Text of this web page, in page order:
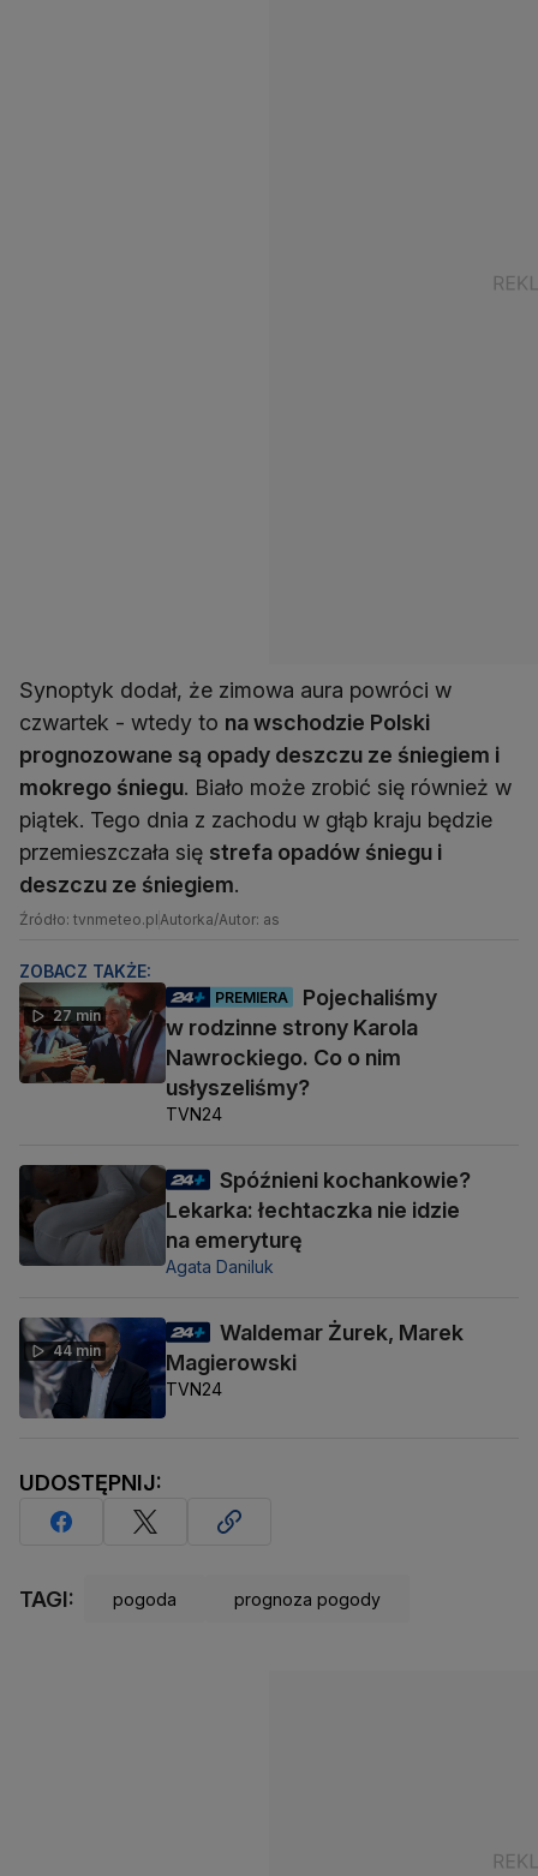
Synoptyk dodał, że zimowa aura powróci w
czwartek - wtedy to na wschodzie Polski
prognozowane są opady deszczu ze śniegiem i
mokrego śniegu. Biało może zrobić się również w
piątek. Tego dnia z zachodu w głąb kraju będzie
przemieszczała się strefa opadów śniegu i
deszczu ze śniegiem.
Źródło: tvnmeteo.plAutorka/Autor: as
ZOBACZ TAKŻE:
27 min
PREMIERA
Pojechaliśmy
w rodzinne strony Karola
Nawrockiego. Co o nim
usłyszeliśmy?
TVN24
Spóźnieni kochankowie?
Lekarka: łechtaczka nie idzie
na emeryturę
Agata Daniluk
44 min
Waldemar Żurek, Marek
Magierowski
TVN24
UDOSTĘPNIJ:
TAGI: pogoda prognoza pogody